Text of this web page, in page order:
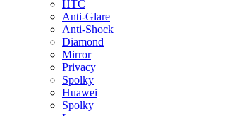
HTC
Anti-Glare
Anti-Shock
Diamond
Mirror
Privacy
Spolky
Huawei
Spolky